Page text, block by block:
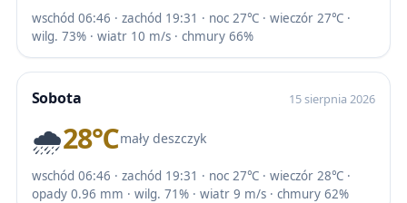
wschód 06:46 · zachód 19:31 · noc 27℃ · wieczór 27℃ ·
wilg. 73% · wiatr 10 m/s · chmury 66%
Sobota 15 sierpnia 2026
🌧️28℃mały deszczyk
wschód 06:46 · zachód 19:31 · noc 27℃ · wieczór 28℃ ·
opady 0.96 mm · wilg. 71% · wiatr 9 m/s · chmury 62%